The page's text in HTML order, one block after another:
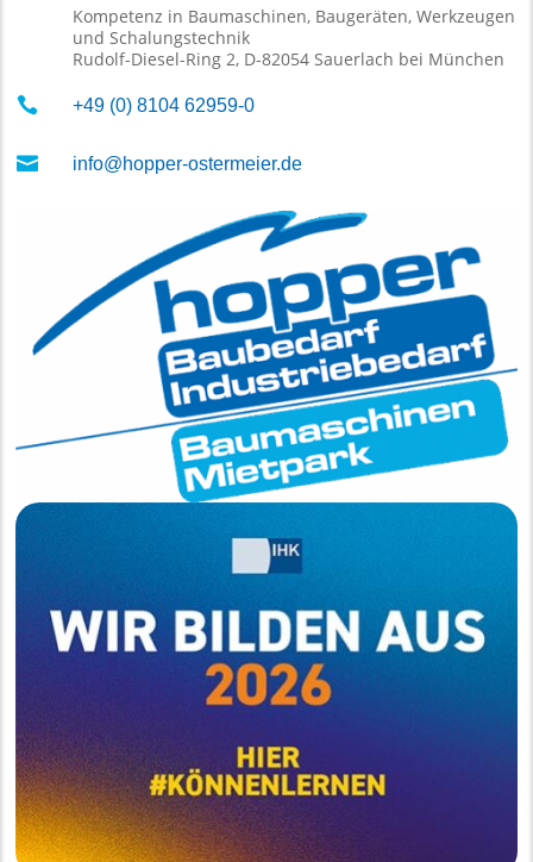
Kompetenz in Baumaschinen, Baugeräten, Werkzeugen
und Schalungstechnik
Rudolf-Diesel-Ring 2, D-82054 Sauerlach bei München
 +49 (0) 8104 62959-0
 info@hopper-ostermeier.de